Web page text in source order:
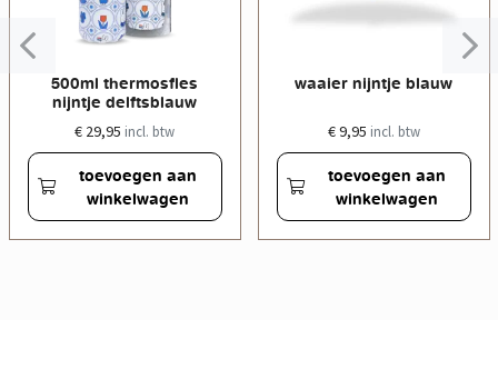
500ml thermosfles
nijntje delftsblauw
€ 29,95 incl. btw
toevoegen aan
winkelwagen
waaier nijntje blauw
€ 9,95 incl. btw
toevoegen aan
winkelwagen